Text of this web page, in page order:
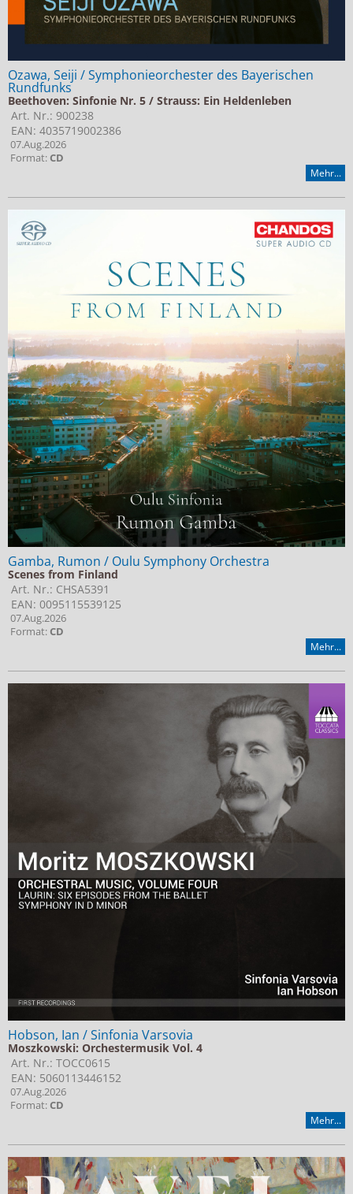
Ozawa, Seiji / Symphonieorchester des Bayerischen
Rundfunks
Beethoven: Sinfonie Nr. 5 / Strauss: Ein Heldenleben
Art. Nr.: 900238
EAN: 4035719002386
07.Aug.2026
Format:CD
Mehr...
Gamba, Rumon / Oulu Symphony Orchestra
Scenes from Finland
Art. Nr.: CHSA5391
EAN: 0095115539125
07.Aug.2026
Format:CD
Mehr...
Hobson, Ian / Sinfonia Varsovia
Moszkowski: Orchestermusik Vol. 4
Art. Nr.: TOCC0615
EAN: 5060113446152
07.Aug.2026
Format:CD
Mehr...